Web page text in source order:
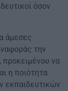
όσον
άμεσες
την
προκειμένου να
η ποιότητα
εκπαιδευτικών